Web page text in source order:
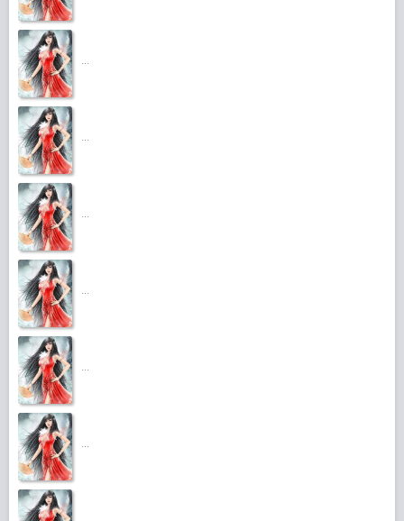
...
...
...
...
...
...